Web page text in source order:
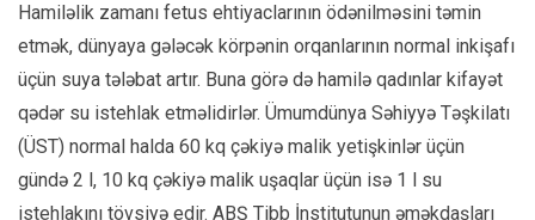
Hamiləlik zamanı fetus ehtiyaclarının ödənilməsini təmin
etmək, dünyaya gələcək körpənin orqanlarının normal inkişafı
üçün suya tələbat artır. Buna görə də hamilə qadınlar kifayət
qədər su istehlak etməlidirlər. Ümumdünya Səhiyyə Təşkilatı
(ÜST) normal halda 60 kq çəkiyə malik yetişkinlər üçün
gündə 2 l, 10 kq çəkiyə malik uşaqlar üçün isə 1 l su
istehlakını tövsiyə edir. ABŞ Tibb İnstitutunun əməkdaşları